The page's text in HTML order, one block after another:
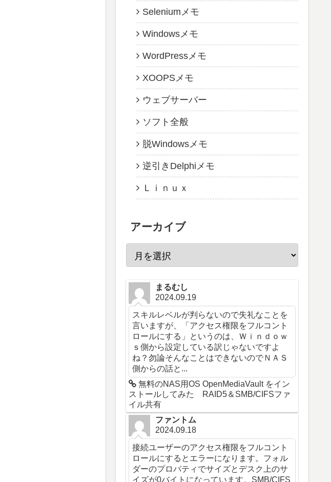
Seleniumメモ
Windowsメモ
WordPressメモ
XOOPSメモ
ウェブサーバー
ソフト全般
脱Windowsメモ
逆引きDelphiメモ
Ｌｉｎｕｘ
アーカイブ
まるむし
2024.09.19
スキルレベルが判らないので失礼なことを
言いますが、「アクセス権限をフルコント
ロールにする」というのは、Ｗｉｎｄｏｗ
ｓ側から設定している訳じゃないですよ
ね？勿論そんなことはできないのでＮＡＳ
側からの話と...
無料のNAS用OS OpenMediaVault をイン
ストールしてみた RAID5＆SMB/CIFSファ
イル共有
ファントム
2024.09.18
接続ユーザーのアクセス権限をフルコント
ロールにするとエラーになります。フォル
ダーのプロパティでサイズとデスク上のサ
イズが0バイトになっています。SMB/CIFS